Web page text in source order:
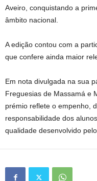
Aveiro, conquistando a
âmbito nacional.
A edição contou com a
que confere ainda maior
Em nota divulgada na sua
Freguesias de Massamá e
prémio reflete o empenho,
responsabilidade dos
qualidade desenvolvido